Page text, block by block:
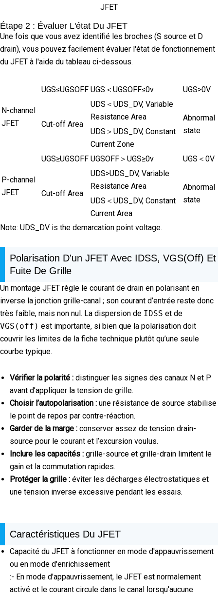
JFET
Étape 2 : Évaluer L'état Du JFET
Une fois que vous avez identifié les broches (S source et D
drain), vous pouvez facilement évaluer l'état de fonctionnement
du JFET à l'aide du tableau ci-dessous.
N-channel
JFET
UGS≤UGSOFF UGS＜UGSOFF≤0v UGS>0V
Cut-off Area
UDS＜UDS_DV, Variable
Resistance Area
Abnormal
state
UDS＞UDS_DV, Constant
Current Zone
P-channel
JFET
UGS≥UGSOFF UGSOFF＞UGS≥0v UGS＜0V
Cut-off Area
UDS>UDS_DV, Variable
Resistance Area
Abnormal
state
UDS＜UDS_DV, Constant
Current Area
Note: UDS_DV is the demarcation point voltage.
Polarisation D'un JFET Avec IDSS, VGS(off) Et
Fuite De Grille
Un montage JFET règle le courant de drain en polarisant en
inverse la jonction grille-canal ; son courant d’entrée reste donc
très faible, mais non nul. La dispersion de IDSS et de
VGS(off) est importante, si bien que la polarisation doit
couvrir les limites de la fiche technique plutôt qu’une seule
courbe typique.
Vérifier la polarité : distinguer les signes des canaux N et P
avant d’appliquer la tension de grille.
Choisir l’autopolarisation : une résistance de source stabilise
le point de repos par contre-réaction.
Garder de la marge : conserver assez de tension drain-
source pour le courant et l’excursion voulus.
Inclure les capacités : grille-source et grille-drain limitent le
gain et la commutation rapides.
Protéger la grille : éviter les décharges électrostatiques et
une tension inverse excessive pendant les essais.
Caractéristiques Du JFET
Capacité du JFET à fonctionner en mode d'appauvrissement
ou en mode d'enrichissement
:- En mode d'appauvrissement, le JFET est normalement
activé et le courant circule dans le canal lorsqu'aucune